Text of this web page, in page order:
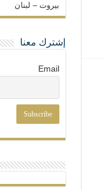
بيروت – لبنان
إشترك معنا
Email